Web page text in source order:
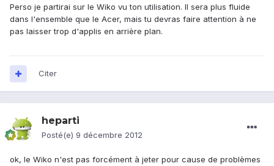
Perso je partirai sur le Wiko vu ton utilisation. Il sera plus fluide
dans l'ensemble que le Acer, mais tu devras faire attention à ne
pas laisser trop d'applis en arrière plan.
Citer
heparti
Posté(e) 9 décembre 2012
ok, le Wiko n'est pas forcément à jeter pour cause de problèmes